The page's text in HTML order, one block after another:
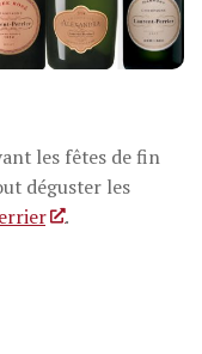
les fêtes de fin
déguster les
.